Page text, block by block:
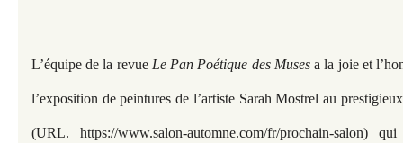
L’équipe de la revue Le Pan Poétique des Musesa la joie et
l’exposition de peintures de l’artiste Sarah Mostrel au
(URL. https://www.salon-automne.com/fr/prochain-salon)